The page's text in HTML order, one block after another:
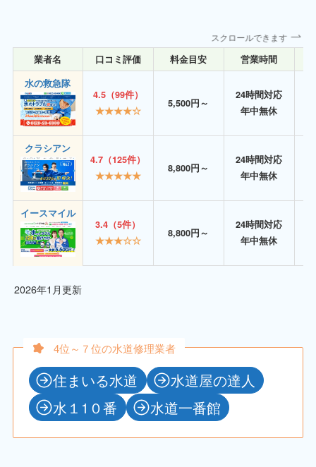
スクロールできます
業者名 口コミ評価 料金目安 営業時間
水の救急隊
4.5（99件）
★★★★☆
5,500円～
24時間対応
年中無休
クラシアン
4.7（125件）
★★★★★
8,800円～
24時間対応
年中無休
イースマイル
3.4（5件）
★★★☆☆
8,800円～
24時間対応
年中無休
2026年1月更新
4位～７位の水道修理業者
住まいる水道
水道屋の達人
水１1０番
水道一番館